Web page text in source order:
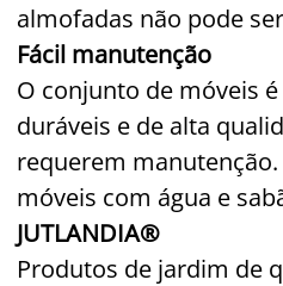
almofadas não pode
Fácil manutenção
O conjunto de móveis
duráveis e de alta
requerem
móveis com água e
JUTLANDIA®
Produtos de jardim de